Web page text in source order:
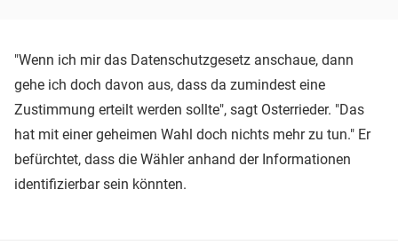
"Wenn ich mir das Datenschutzgesetz anschaue, dann
gehe ich doch davon aus, dass da zumindest eine
Zustimmung erteilt werden sollte", sagt Osterrieder. "Das
hat mit einer geheimen Wahl doch nichts mehr zu tun." Er
befürchtet, dass die Wähler anhand der Informationen
identifizierbar sein könnten.